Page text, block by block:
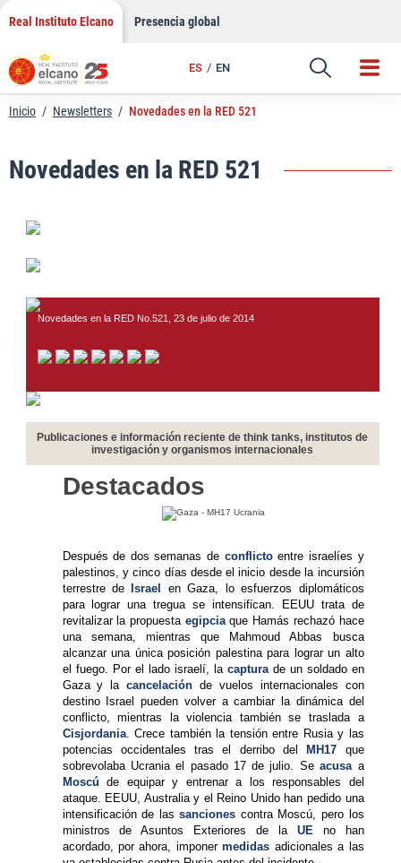
Saltar
contenido
Real Instituto Elcano Presencia global
ES EN
Enlace
Inicio / Newsletters / Novedades en la RED 521
Novedades en la RED 521